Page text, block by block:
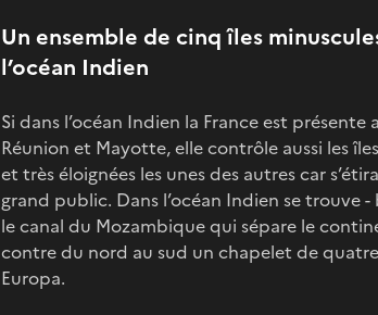
Un ensemble de cinq îles
l’océan Indien
Si dans l’océan Indien la France est
Réunion et Mayotte, elle contrôle aussi les
et très éloignées les unes des autres car
grand public. Dans l’océan Indien se trouve
le canal du Mozambique qui sépare le
contre du nord au sud un chapelet de quatre
Europa.